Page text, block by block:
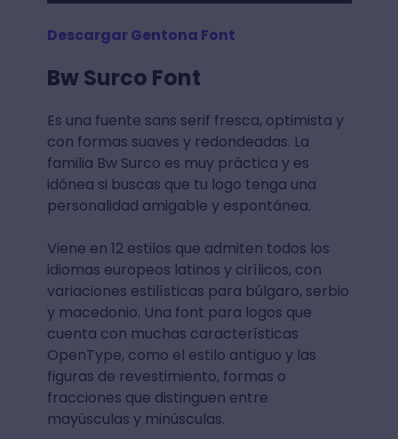
Descargar Gentona Font
Bw Surco Font
Es una fuente sans serif fresca, optimista y
con formas suaves y redondeadas. La
familia Bw Surco es muy práctica y es
idónea si buscas que tu logo tenga una
personalidad amigable y espontánea.
Viene en 12 estilos que admiten todos los
idiomas europeos latinos y cirílicos, con
variaciones estilísticas para búlgaro, serbio
y macedonio. Una font para logos que
cuenta con muchas características
OpenType, como el estilo antiguo y las
figuras de revestimiento, formas o
fracciones que distinguen entre
mayúsculas y minúsculas.